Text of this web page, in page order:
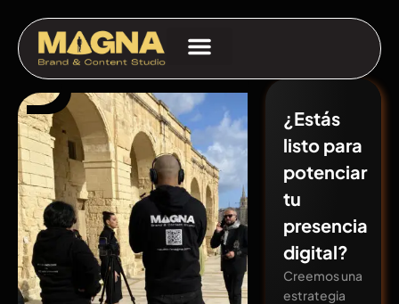
¿Estás
listo para
potenciar
tu
presencia
digital?
Creemos una
estrategia